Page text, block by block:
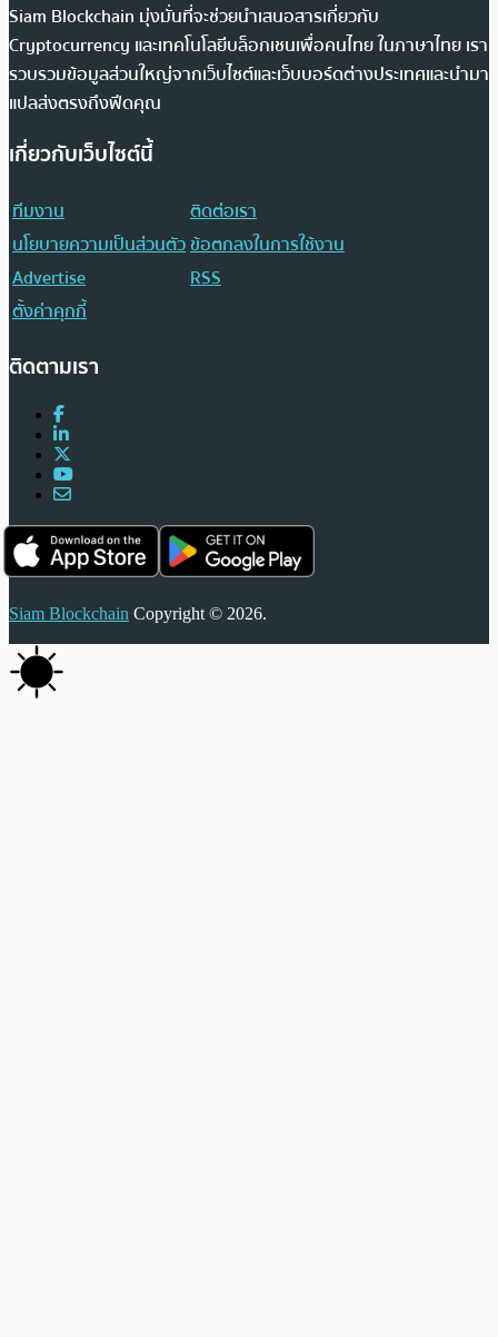
Siam Blockchain มุ่งมั่นที่จะช่วยนำเสนอสารเกี่ยวกับ
Cryptocurrency และเทคโนโลยีบล็อกเชนเพื่อคนไทย ในภาษาไทย เรา
รวบรวมข้อมูลส่วนใหญ่จากเว็บไซต์และเว็บบอร์ดต่างประเทศและนำมา
แปลส่งตรงถึงฟีดคุณ
เกี่ยวกับเว็บไซต์นี้
ทีมงาน
ติดต่อเรา
นโยบายความเป็นส่วนตัวข้อตกลงในการใช้งาน
Advertise
RSS
ตั้งค่าคุกกี้
ติดตามเรา
Siam Blockchain Copyright © 2026.